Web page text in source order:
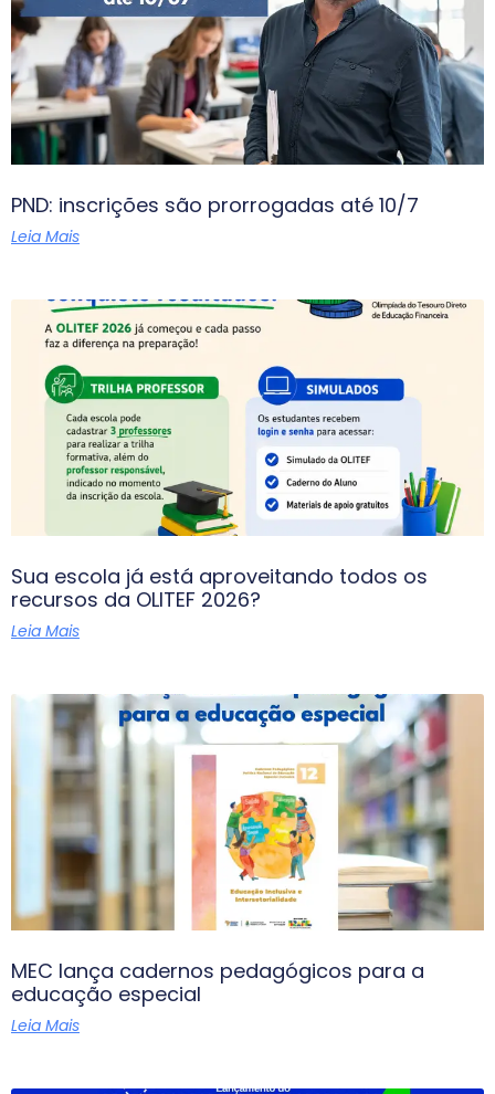
PND: inscrições são prorrogadas até 10/7
Leia Mais
Sua escola já está aproveitando todos os
recursos da OLITEF 2026?
Leia Mais
MEC lança cadernos pedagógicos para a
educação especial
Leia Mais